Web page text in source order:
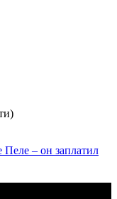
– он заплатил